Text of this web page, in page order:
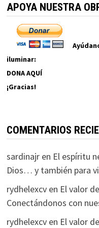
APOYA NUESTRA
iluminar:
DONA AQUÍ
¡Gracias!
COMENTARIOS
sardinajren El espíritu
Dios… y también para
rydhelexcven El valor
Conectándonos con
rydhelexcven El valor